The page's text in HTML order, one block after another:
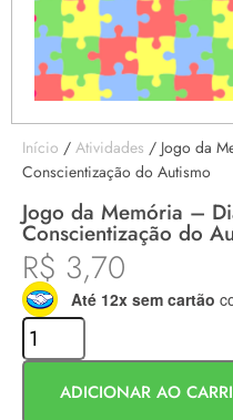
Início / Atividades / Jogo da
Conscientização do Autismo
Jogo da Memória –
Conscientização do
R$ 3,70
Até 12x sem cartão
ADICIONAR AO